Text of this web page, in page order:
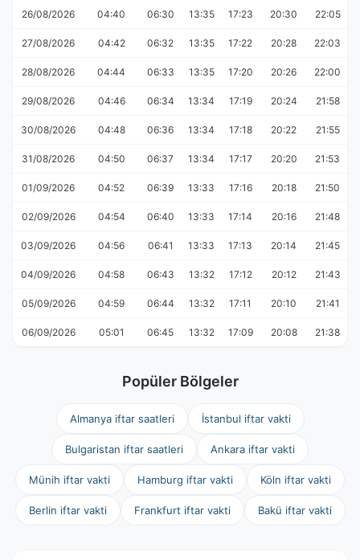
26/08/2026 04:40 06:30 13:35 17:23 20:30 22:05
27/08/2026 04:42 06:32 13:35 17:22 20:28 22:03
28/08/2026 04:44 06:33 13:35 17:20 20:26 22:00
29/08/2026 04:46 06:34 13:34 17:19 20:24 21:58
30/08/2026 04:48 06:36 13:34 17:18 20:22 21:55
31/08/2026 04:50 06:37 13:34 17:17 20:20 21:53
01/09/2026 04:52 06:39 13:33 17:16 20:18 21:50
02/09/2026 04:54 06:40 13:33 17:14 20:16 21:48
03/09/2026 04:56 06:41 13:33 17:13 20:14 21:45
04/09/2026 04:58 06:43 13:32 17:12 20:12 21:43
05/09/2026 04:59 06:44 13:32 17:11 20:10 21:41
06/09/2026 05:01 06:45 13:32 17:09 20:08 21:38
Popüler Bölgeler
Almanya iftar saatleri İstanbul iftar vakti
Bulgaristan iftar saatleri Ankara iftar vakti
Münih iftar vakti Hamburg iftar vakti Köln iftar vakti
Berlin iftar vakti Frankfurt iftar vakti Bakü iftar vakti